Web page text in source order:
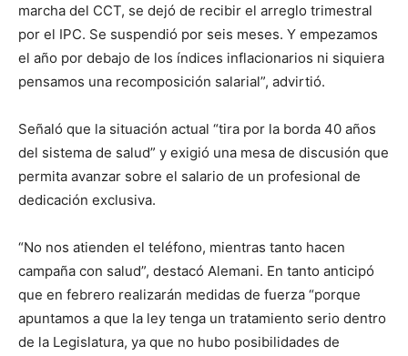
marcha del CCT, se dejó de recibir el arreglo trimestral
por el IPC. Se suspendió por seis meses. Y empezamos
el año por debajo de los índices inflacionarios ni siquiera
pensamos una recomposición salarial”, advirtió.
Señaló que la situación actual “tira por la borda 40 años
del sistema de salud” y exigió una mesa de discusión que
permita avanzar sobre el salario de un profesional de
dedicación exclusiva.
“No nos atienden el teléfono, mientras tanto hacen
campaña con salud”, destacó Alemani. En tanto anticipó
que en febrero realizarán medidas de fuerza “porque
apuntamos a que la ley tenga un tratamiento serio dentro
de la Legislatura, ya que no hubo posibilidades de